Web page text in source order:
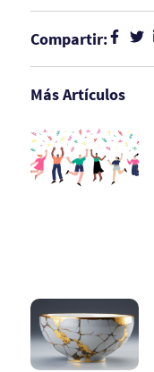
Compartir:
Más Artículos